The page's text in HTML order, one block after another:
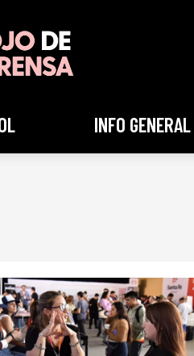
INFO GENERAL